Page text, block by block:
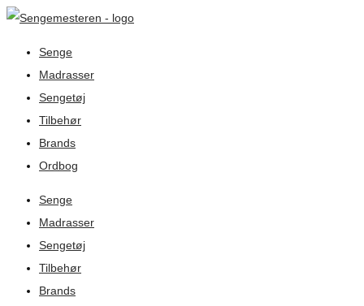
Senge
Madrasser
Sengetøj
Tilbehør
Brands
Ordbog
Senge
Madrasser
Sengetøj
Tilbehør
Brands